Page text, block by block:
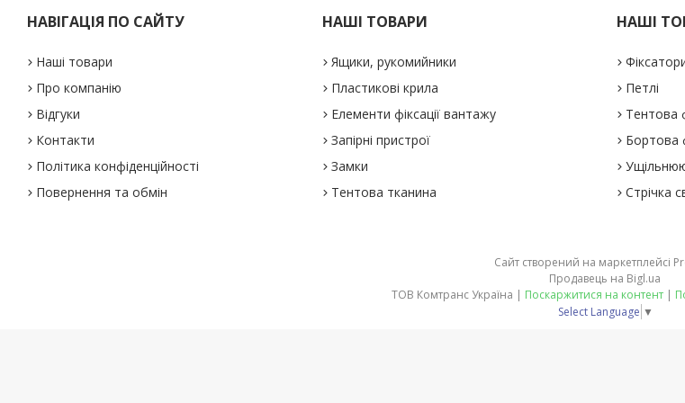
НАВІГАЦІЯ ПО САЙТУ
Наші товари
Про компанію
Відгуки
Контакти
Політика конфіденційності
Повернення та обмін
НАШІ ТОВАРИ
Ящики, рукомийники
Пластикові крила
Елементи фіксації вантажу
Запірні пристрої
Замки
Тентова тканина
НАШІ
Петлі
Тентова
Бортова
Стрічка
Сайт створений на маркетплейсі
Продавець на Bigl.ua
ТОВ Комтранс Україна | Поскаржитися на контент |
Select Language ▼